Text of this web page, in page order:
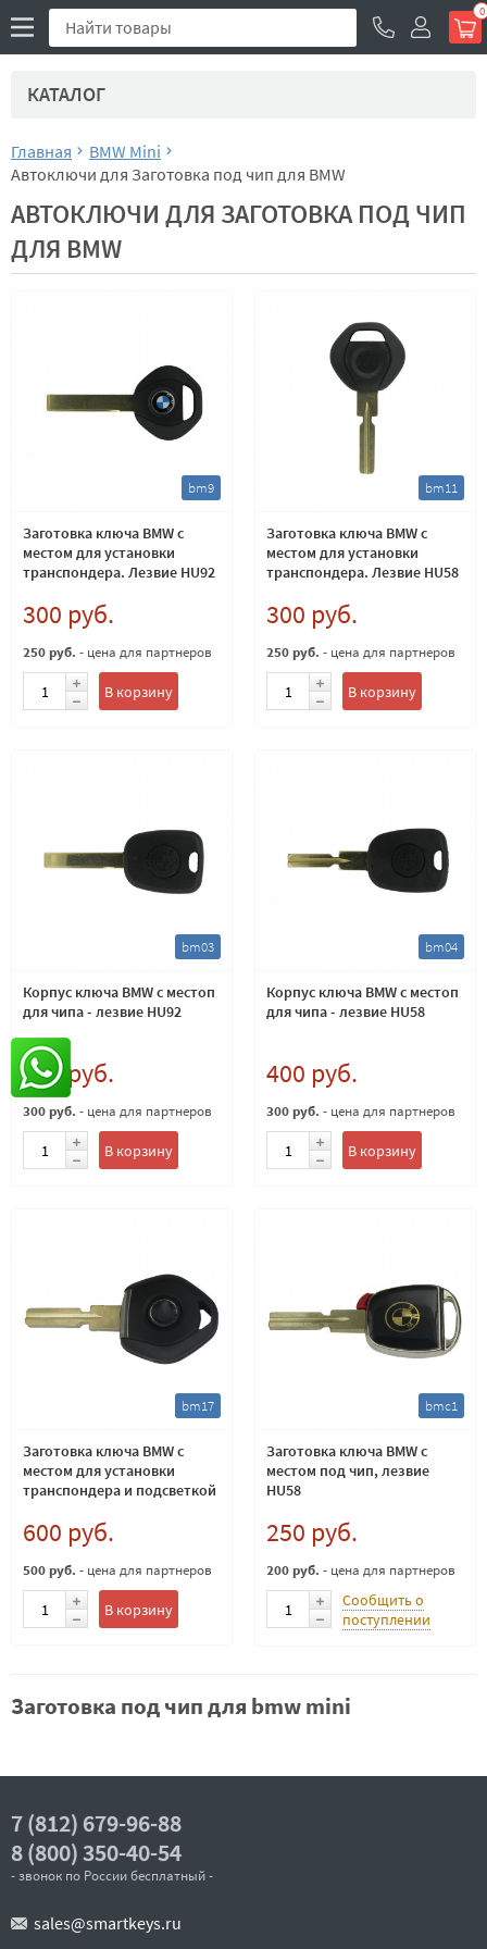
0
КАТАЛОГ
Главная
BMW Mini
Автоключи для Заготовка под чип для BMW
АВТОКЛЮЧИ ДЛЯ ЗАГОТОВКА ПОД ЧИП
ДЛЯ BMW
bm9
Заготовка ключа BMW с
местом для установки
транспондера. Лезвие HU92
300 руб.
250 руб. - цена для партнеров
В корзину
bm11
Заготовка ключа BMW с
местом для установки
транспондера. Лезвие HU58
300 руб.
250 руб. - цена для партнеров
В корзину
bm03
Корпус ключа BMW с местоп
для чипа - лезвие HU92
400 руб.
300 руб. - цена для партнеров
В корзину
bm04
Корпус ключа BMW с местоп
для чипа - лезвие HU58
400 руб.
300 руб. - цена для партнеров
В корзину
bm17
Заготовка ключа BMW с
местом для установки
транспондера и подсветкой
600 руб.
500 руб. - цена для партнеров
В корзину
bmc1
Заготовка ключа BMW с
местом под чип, лезвие
HU58
250 руб.
200 руб. - цена для партнеров
Сообщить о
поступлении
Заготовка под чип для bmw mini
7 (812) 679-96-88
8 (800) 350-40-54
- звонок по России бесплатный -
sales@smartkeys.ru